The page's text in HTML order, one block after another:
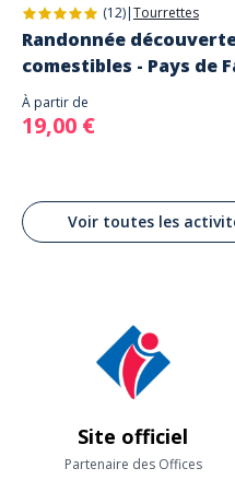
(12)|Tourrettes
Randonnée
comestibles - Pays de
À partir de
19,00 €
Voir toutes les
Site officiel
Partenaire des Offices